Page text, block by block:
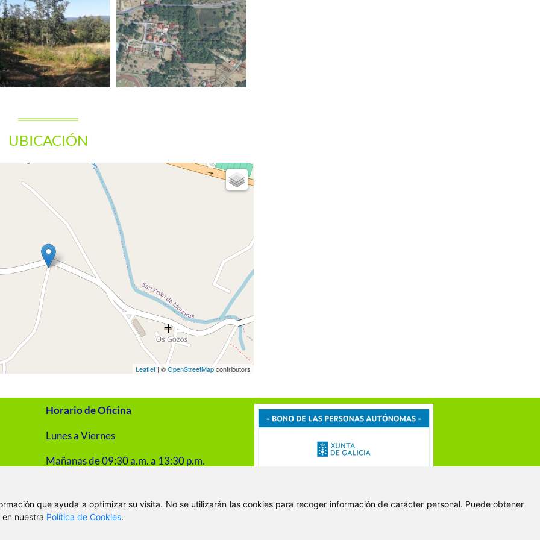
que ayuda a optimizar su visita. No se utilizarán las cookies para recoger información de carácter personal. Puede obtener
nuestra Política de Cookies.
UBICACIÓN
Leaflet| ©OpenStreetMapcontributors
Horario de Oficina
Lunes a Viernes
Mañanas de 09:30 a.m. a 13:30 p.m.